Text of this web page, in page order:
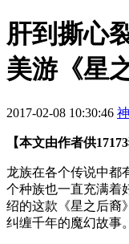
肝到撕心
美游《星
2017-02-08 10:30:46
【本文由作者供
龙族在各个传说中都
个种族也一直充满着
绍的这款《星之后裔
纠缠千年的魔幻故事